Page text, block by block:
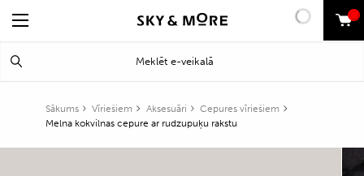
0
Sākums Vīriešiem Aksesuāri
Cepures vīriešiem
Melna kokvilnas cepure ar rudzupuķu rakstu